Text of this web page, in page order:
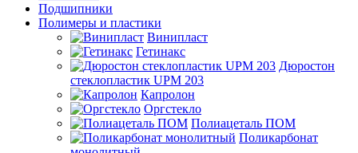
Подшипники
Полимеры и пластики
Винипласт
Гетинакс
Дюростон
стеклопластик UPM 203
Капролон
Оргстекло
Полиацеталь ПОМ
Поликарбонат